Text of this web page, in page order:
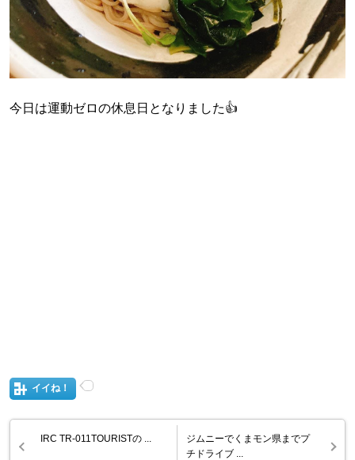
今日は運動ゼロの休息日となりました👍
イイね！
IRC TR-011TOURISTの ...
ジムニーでくまモン県までプ
チドライブ ...